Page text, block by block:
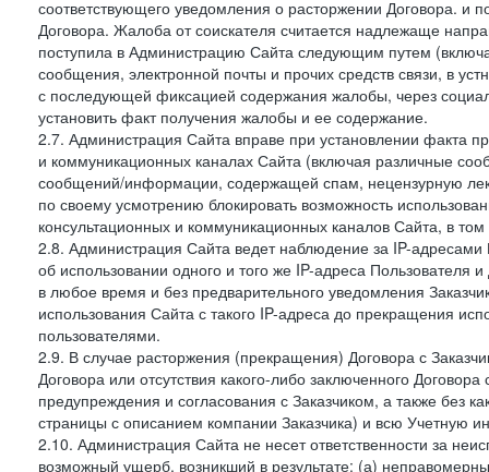
соответствующего уведомления о расторжении Договора. и
Договора. Жалоба от соискателя считается надлежаще
поступила в Администрацию Сайта следующим путем
сообщения, электронной почты и прочих средств связи, в
с последующей фиксацией содержания жалобы, через
установить факт получения жалобы и ее содержание.
2.7. Администрация Сайта вправе при установлении факта
и коммуникационных каналах Сайта (включая различные
сообщений/информации, содержащей спам, нецензурную
по своему усмотрению блокировать возможность
консультационных и коммуникационных каналов Сайта, в
2.8. Администрация Сайта ведет наблюдение за IP-
об использовании одного и того же IP-адреса Пользователя
в любое время и без предварительного уведомления
использования Сайта с такого IP-адреса до прекращения
пользователями.
2.9. В случае расторжения (прекращения) Договора с
Договора или отсутствия какого-либо заключенного
предупреждения и согласования с Заказчиком, а также без
страницы с описанием компании Заказчика) и всю Учетную
2.10. Администрация Сайта не несет ответственности за
возможный ущерб, возникший в результате: (а)